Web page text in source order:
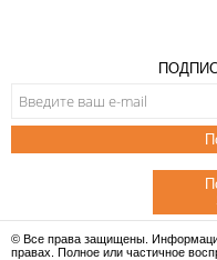
© Все права защищены.
правах. Полное или частичное